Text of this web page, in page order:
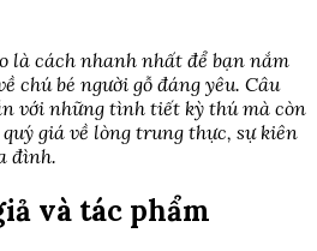
là cách nhanh nhất để bạn nắm
chú bé người gỗ đáng yêu. Câu
với những tình tiết kỳ thú mà còn
giá về lòng trung thực, sự kiên
đình.
và tác phẩm